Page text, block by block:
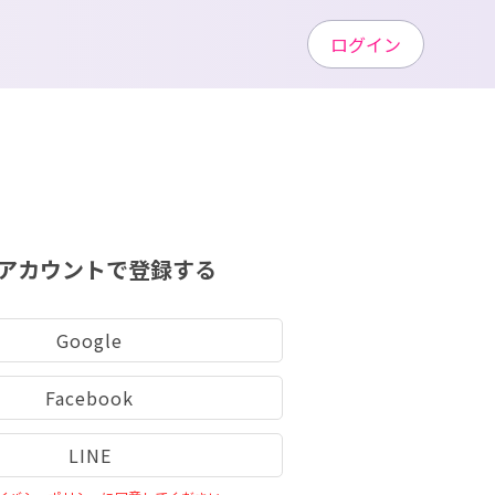
カウントで登録する
Google
Facebook
LINE
ログイン